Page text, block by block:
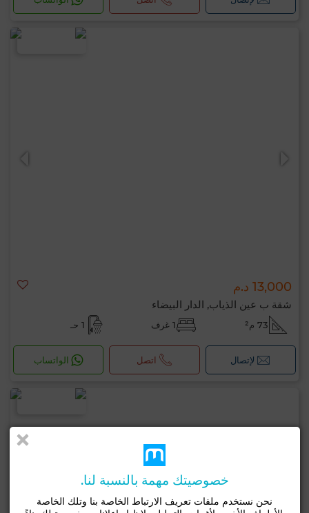
13,000 د.م
شقة ب عين الذياب, الدار البيضاء
73 م² 1 غرف 1 حـ
لإتصال اتصل الواتساب
خصوصيتك مهمة بالنسبة لنا.
نحن نستخدم ملفات تعريف الارتباط الخاصة بنا وتلك الخاصة